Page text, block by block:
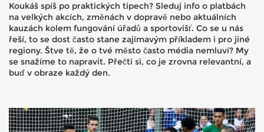
Koukáš spíš po praktických tipech? Sleduj info o platbách
na velkých akcích, změnách v dopravě nebo aktuálních
kauzách kolem fungování úřadů a sportovišť. Co se u nás
řeší, to se dost často stane zajímavým příkladem i pro jiné
regiony. Štve tě, že o tvé město často média nemluví? My
se snažíme to napravit. Přečti si, co je zrovna relevantní, a
buď v obraze každý den.